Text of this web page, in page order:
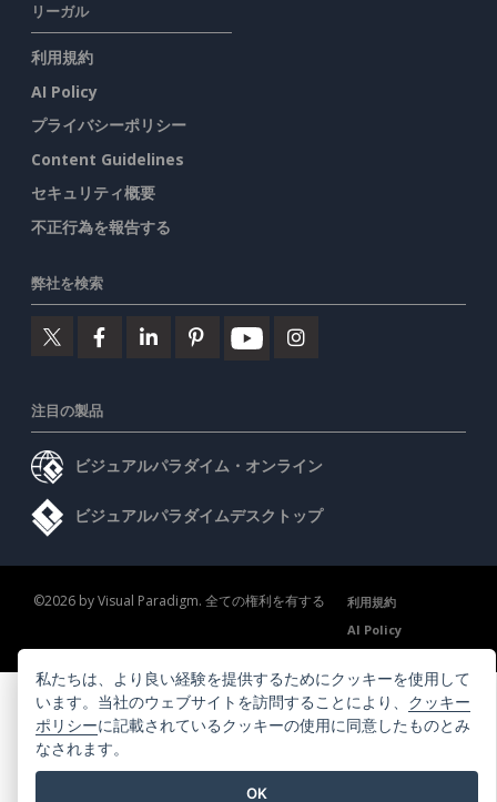
リーガル
利用規約
AI Policy
プライバシーポリシー
Content Guidelines
セキュリティ概要
不正行為を報告する
弊社を検索
注目の製品
ビジュアルパラダイム・オンライン
ビジュアルパラダイムデスクトップ
©2026 by Visual Paradigm. 全ての権利を有する
利用規約
AI Policy
私たちは、より良い経験を提供するためにクッキーを使用して
います。当社のウェブサイトを訪問することにより、 クッキー
ポリシーに記載されているクッキーの使用に同意したものとみ
なされます。
OK